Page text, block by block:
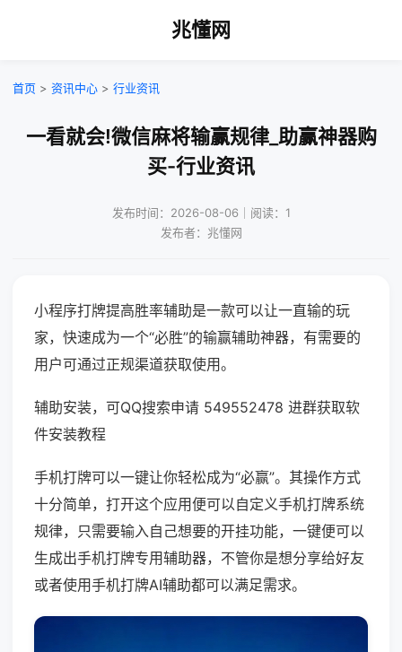
兆懂网
首页 > 资讯中心 > 行业资讯
一看就会!微信麻将输赢规律_助赢神器购
买-行业资讯
发布时间：2026-08-06｜阅读：1
发布者：兆懂网
小程序打牌提高胜率辅助是一款可以让一直输的玩
家，快速成为一个“必胜”的输赢辅助神器，有需要的
用户可通过正规渠道获取使用。
辅助安装，可QQ搜索申请 549552478 进群获取软
件安装教程
手机打牌可以一键让你轻松成为“必赢”。其操作方式
十分简单，打开这个应用便可以自定义手机打牌系统
规律，只需要输入自己想要的开挂功能，一键便可以
生成出手机打牌专用辅助器，不管你是想分享给好友
或者使用手机打牌AI辅助都可以满足需求。